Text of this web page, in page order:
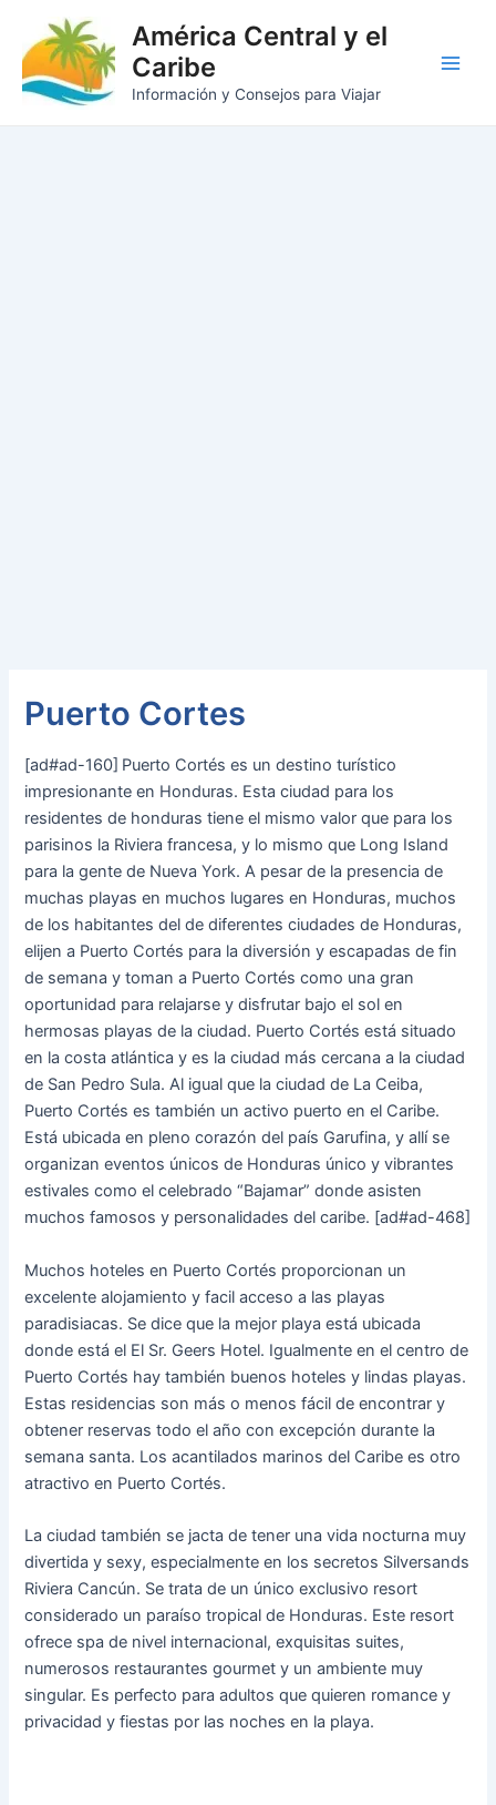
contenido
América Central y el
Caribe
Información y Consejos para Viajar
Puerto Cortes
[ad#ad-160] Puerto Cortés es un destino turístico
impresionante en Honduras. Esta ciudad para los
residentes de honduras tiene el mismo valor que para los
parisinos la Riviera francesa, y lo mismo que Long Island
para la gente de Nueva York. A pesar de la presencia de
muchas playas en muchos lugares en Honduras, muchos
de los habitantes del de diferentes ciudades de Honduras,
elijen a Puerto Cortés para la diversión y escapadas de fin
de semana y toman a Puerto Cortés como una gran
oportunidad para relajarse y disfrutar bajo el sol en
hermosas playas de la ciudad. Puerto Cortés está situado
en la costa atlántica y es la ciudad más cercana a la ciudad
de San Pedro Sula. Al igual que la ciudad de La Ceiba,
Puerto Cortés es también un activo puerto en el Caribe.
Está ubicada en pleno corazón del país Garufina, y allí se
organizan eventos únicos de Honduras único y vibrantes
estivales como el celebrado “Bajamar” donde asisten
muchos famosos y personalidades del caribe. [ad#ad-468]
Muchos hoteles en Puerto Cortés proporcionan un
excelente alojamiento y facil acceso a las playas
paradisiacas. Se dice que la mejor playa está ubicada
donde está el El Sr. Geers Hotel. Igualmente en el centro de
Puerto Cortés hay también buenos hoteles y lindas playas.
Estas residencias son más o menos fácil de encontrar y
obtener reservas todo el año con excepción durante la
semana santa. Los acantilados marinos del Caribe es otro
atractivo en Puerto Cortés.
La ciudad también se jacta de tener una vida nocturna muy
divertida y sexy, especialmente en los secretos Silversands
Riviera Cancún. Se trata de un único exclusivo resort
considerado un paraíso tropical de Honduras. Este resort
ofrece spa de nivel internacional, exquisitas suites,
numerosos restaurantes gourmet y un ambiente muy
singular. Es perfecto para adultos que quieren romance y
privacidad y fiestas por las noches en la playa.